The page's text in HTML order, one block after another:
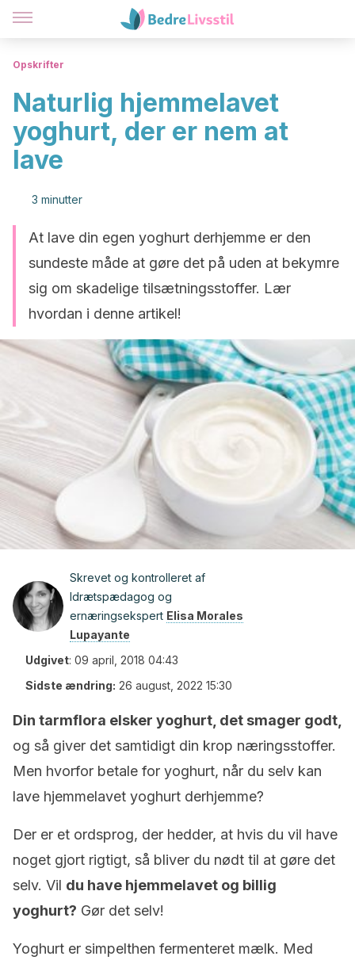
Opskrifter
Naturlig hjemmelavet
yoghurt, der er nem at
lave
3 minutter
At lave din egen yoghurt derhjemme er den
sundeste måde at gøre det på uden at bekymre
sig om skadelige tilsætningsstoffer. Lær
hvordan i denne artikel!
Skrevet og kontrolleret af
Idrætspædagog og
ernæringsekspert Elisa Morales
Lupayante
Udgivet: 09 april, 2018 04:43
Sidste ændring: 26 august, 2022 15:30
Din tarmflora elsker yoghurt, det smager godt,
og så giver det samtidigt din krop næringsstoffer.
Men hvorfor betale for yoghurt, når du selv kan
lave hjemmelavet yoghurt derhjemme?
Der er et ordsprog, der hedder, at hvis du vil have
noget gjort rigtigt, så bliver du nødt til at gøre det
selv. Vil du have hjemmelavet og billig
yoghurt? Gør det selv!
Yoghurt er simpelthen fermenteret mælk. Med